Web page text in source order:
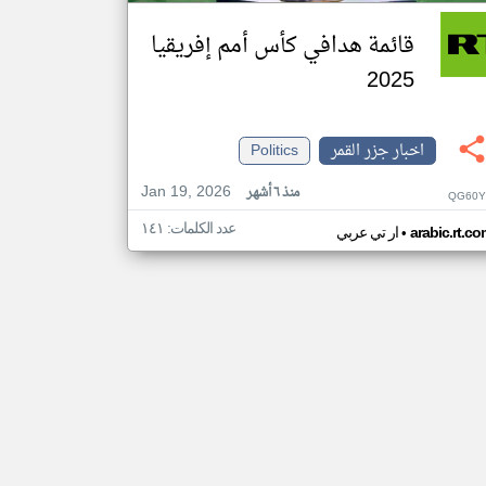
قائمة هدافي كأس أمم إفريقيا
2025
اخبار جزر القمر
Politics
Jan 19, 2026
منذ ٦ أشهر
ار تي عربي• عدد الكلمات: ١٤١